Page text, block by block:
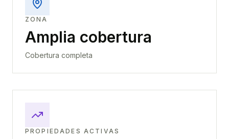
ZONA
Amplia cobertura
Cobertura completa
PROPIEDADES ACTIVAS